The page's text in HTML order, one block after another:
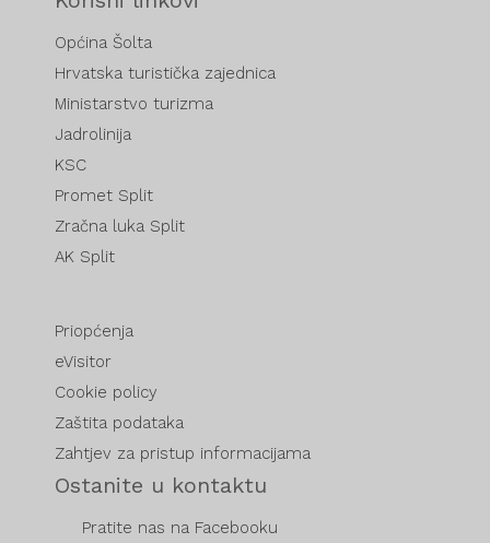
Općina Šolta
Hrvatska turistička zajednica
Ministarstvo turizma
Jadrolinija
KSC
Promet Split
Zračna luka Split
AK Split
Priopćenja
eVisitor
Cookie policy
Zaštita podataka
Zahtjev za pristup informacijama
Ostanite u kontaktu
Pratite nas na Facebooku